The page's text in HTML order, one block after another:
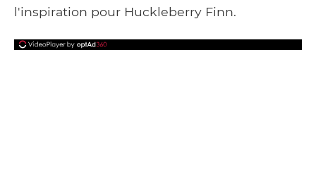
l'inspiration pour Huckleberry Finn.